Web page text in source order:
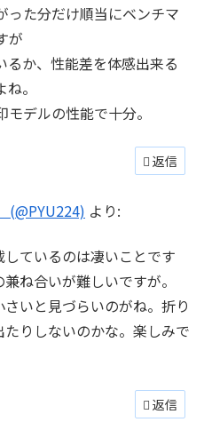
った分だけ順当にベンチマ
が
るか、性能差を体感出来る
。
デルの性能で十分。
返信
(@PYU224) より:
ているのは凄いことです
ね合いが難しいですが。
いと見づらいのがね。折り
りしないのかな。楽しみで
返信